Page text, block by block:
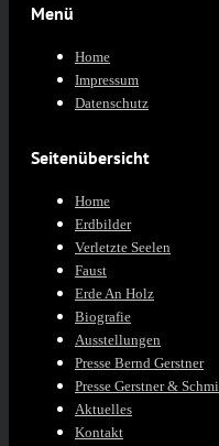
Menü
Home
Impressum
Datenschutz
Seitenübersicht
Home
Erdbilder
Verletzte Seelen
Faust
Erde An Holz
Biografie
Ausstellungen
Presse Bernd Gerstner
Presse Gerstner &
Aktuelles
Kontakt